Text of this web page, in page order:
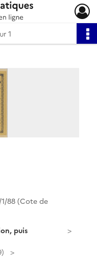
1
1/88 (Cote de
puis